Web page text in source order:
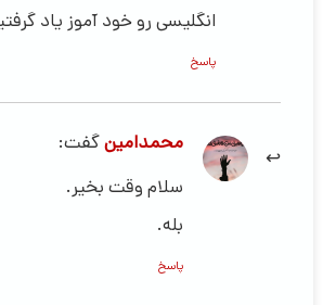
انگلیسی رو خود آموز یاد
پاسخ
محمدامینگفت:
سلام وقت بخیر.
بله.
پاسخ